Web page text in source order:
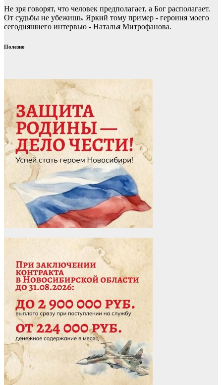
Не зря говорят, что человек предполагает, а Бог располагает.
От судьбы не убежишь. Яркий тому пример - героиня моего
сегодняшнего интервью - Наталья Митрофанова.
Полезно